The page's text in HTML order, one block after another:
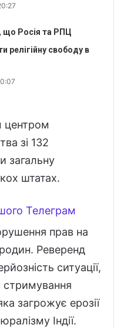
що Росія та РПЦ
релігійну свободу в
центром
зі 132
загальну
штатах.
Телеграм
прав на
Реверенд
ситуації,
стримування
загрожує ерозії
Індії.